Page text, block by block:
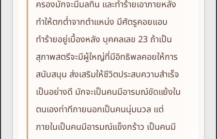
ครองมักจะมีมลทิน และทำร้ายเอาภายหลัง
ทำให้ตกต่ำจากตำแหน่ง มีศัตรูคอยแอบ
ทำร้ายอยู่เบื้องหลัง บุคคลเลข 23 ถ้าเป็น
สุภาพสตรีจะมีผู้ใหญ่ที่มีอิทธิพลคอยให้การ
สนับสนุน ส่งเสริมให้ชีวิตประสบความสำเร็จ
เป็นอย่างดี มักจะเป็นคนมีอารมณ์ขัดแย้งใน
ตนเองท่าทีภายนอกเป็นคนนุ่มนวล แต่
ภายในเป็นคนมีอารมณ์แข็งกร้าว เป็นคนมี